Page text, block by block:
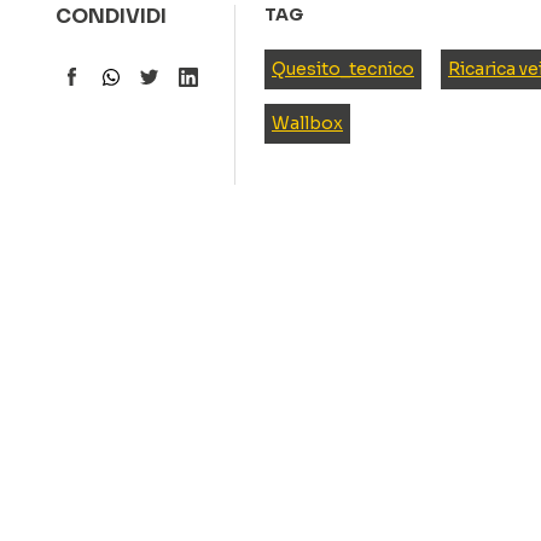
CONDIVIDI TAG
Quesito_tecnico Ricarica
Wallbox